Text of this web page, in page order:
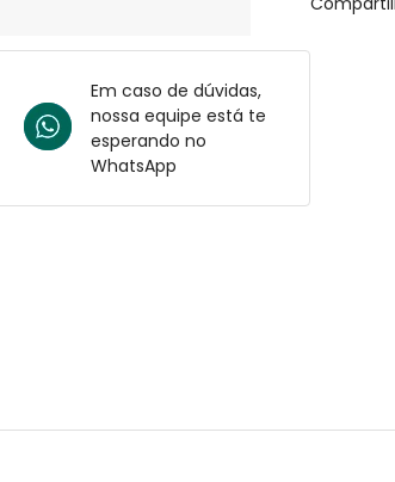
Em caso de dúvidas,
nossa equipe está te
esperando no
WhatsApp